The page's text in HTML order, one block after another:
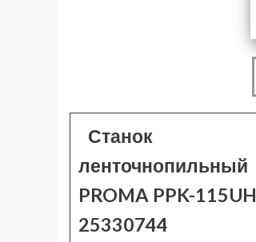
Станок
ленточнопильный
PROMA PPK-115UH
25330744